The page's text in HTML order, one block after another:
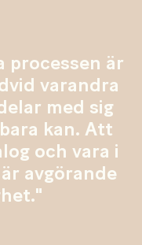
processen är
varandra
med sig
kan. Att
och vara i
avgörande